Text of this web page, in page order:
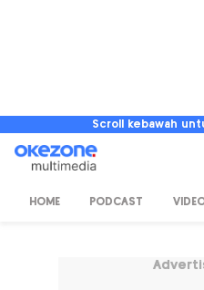
Scroll kebawah
HOME PODCAST